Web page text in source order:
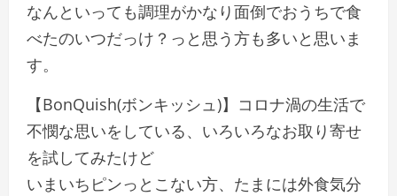
なんといっても調理がかなり面倒でおうちで食
べたのいつだっけ？っと思う方も多いと思いま
す。
【BonQuish(ボンキッシュ)】コロナ渦の生活で
不憫な思いをしている、いろいろなお取り寄せ
を試してみたけど
いまいちピンっとこない方、たまには外食気分